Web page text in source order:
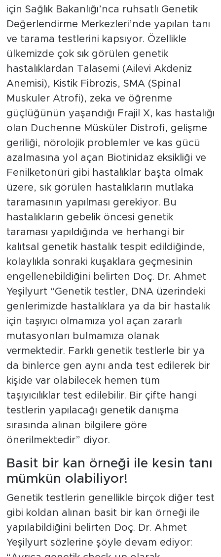
için Sağlık Bakanlığı’nca ruhsatlı Genetik
Değerlendirme Merkezleri’nde yapılan tanı
ve tarama testlerini kapsıyor. Özellikle
ülkemizde çok sık görülen genetik
hastalıklardan Talasemi (Ailevi Akdeniz
Anemisi), Kistik Fibrozis, SMA (Spinal
Muskuler Atrofi), zeka ve öğrenme
güçlüğünün yaşandığı Frajil X, kas hastalığı
olan Duchenne Müsküler Distrofi, gelişme
geriliği, nörolojik problemler ve kas gücü
azalmasına yol açan Biotinidaz eksikliği ve
Fenilketonüri gibi hastalıklar başta olmak
üzere, sık görülen hastalıkların mutlaka
taramasının yapılması gerekiyor. Bu
hastalıkların gebelik öncesi genetik
taraması yapıldığında ve herhangi bir
kalıtsal genetik hastalık tespit edildiğinde,
kolaylıkla sonraki kuşaklara geçmesinin
engellenebildiğini belirten Doç. Dr. Ahmet
Yeşilyurt “Genetik testler, DNA üzerindeki
genlerimizde hastalıklara ya da bir hastalık
için taşıyıcı olmamıza yol açan zararlı
mutasyonları bulmamıza olanak
vermektedir. Farklı genetik testlerle bir ya
da binlerce gen aynı anda test edilerek bir
kişide var olabilecek hemen tüm
taşıyıcılıklar test edilebilir. Bir çifte hangi
testlerin yapılacağı genetik danışma
sırasında alınan bilgilere göre
önerilmektedir” diyor.
Basit bir kan örneği ile kesin tanı
mümkün olabiliyor!
Genetik testlerin genellikle birçok diğer test
gibi koldan alınan basit bir kan örneği ile
yapılabildiğini belirten Doç. Dr. Ahmet
Yeşilyurt sözlerine şöyle devam ediyor: